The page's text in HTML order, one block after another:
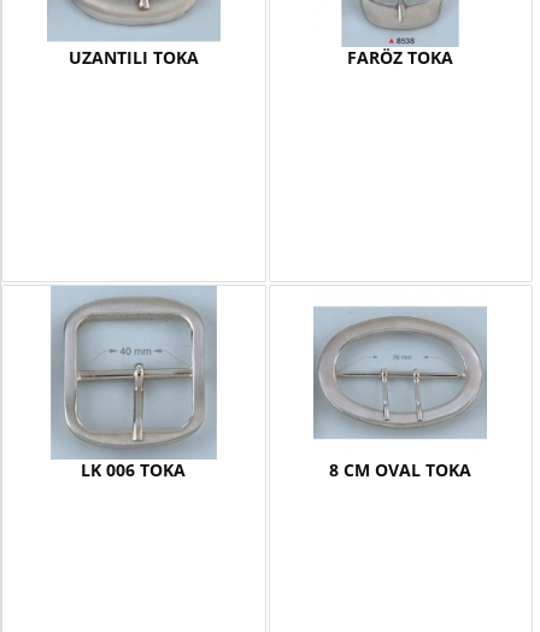
UZANTILI TOKA FARÖZ TOKA
LK 006 TOKA 8 CM OVAL TOKA